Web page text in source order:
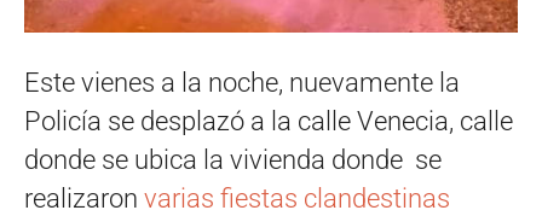
Este vienes a la noche, nuevamente la
Policía se desplazó a la calle Venecia, calle
donde se ubica la vivienda donde se
realizaron varias fiestas clandestinas